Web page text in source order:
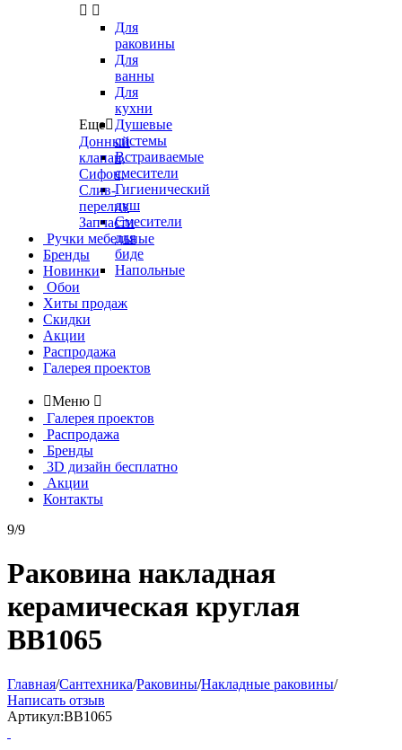
 
Для
раковины
Для
ванны
Для
кухни
Душевые
системы
Встраиваемые
смесители
Гигиенический
душ
Смесители
для
биде
Напольные
Еще
Донный
клапан,
Сифон,
Слив-
перелив
Запчасти
Ручки мебельные
Бренды
Новинки
Обои
Хиты продаж
Скидки
Акции
Распродажа
Галерея проектов
Меню 
Галерея проектов
Распродажа
Бренды
3D дизайн бесплатно
Акции
Контакты
9/9
Раковина накладная
керамическая круглая
BB1065
Главная/Сантехника/Раковины/Накладные раковины/
Написать отзыв
Артикул:BB1065